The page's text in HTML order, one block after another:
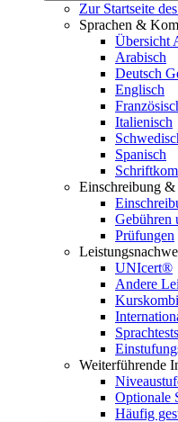
Zur Startseite
Sprachen &
Übersicht
Arabisch
Deutsch
Englisch
Italienisch
Spanisch
Einschreibung &
Gebühren
Prüfungen
UNIcert®
Andere
Weiterführende
Optionale
Häufig